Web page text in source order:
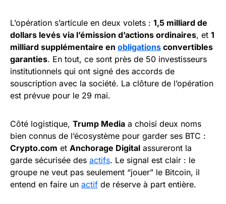
L’opération s’articule en deux volets : 1,5 milliard de
dollars levés via l’émission d’actions ordinaires, et 1
milliard supplémentaire en obligations convertibles
garanties. En tout, ce sont près de 50 investisseurs
institutionnels qui ont signé des accords de
souscription avec la société. La clôture de l’opération
est prévue pour le 29 mai.
Côté logistique, Trump Media a choisi deux noms
bien connus de l’écosystème pour garder ses BTC :
Crypto.com et Anchorage Digital assureront la
garde sécurisée des actifs. Le signal est clair : le
groupe ne veut pas seulement “jouer” le Bitcoin, il
entend en faire un actif de réserve à part entière.